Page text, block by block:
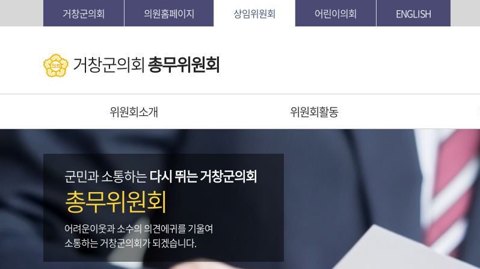
거창군의회 의원홈페이지 상임위원회 어린이의회 ENGLISH
거창군의회총무위원회
위원회소개 위원회활동
군민과 소통하는다시 뛰는 거창군의회
총무위원회
어려운이웃과 소수의 의견에귀를 기울여
소통하는 거창군의회가 되겠습니다.